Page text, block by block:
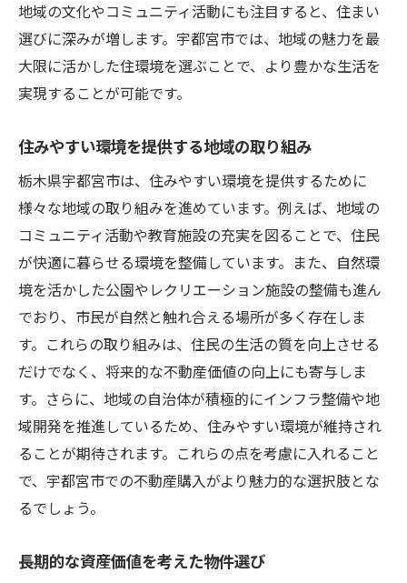
地域の文化やコミュニティ活動にも注目すると、住まい
選びに深みが増します。宇都宮市では、地域の魅力を最
大限に活かした住環境を選ぶことで、より豊かな生活を
実現することが可能です。
住みやすい環境を提供する地域の取り組み
栃木県宇都宮市は、住みやすい環境を提供するために
様々な地域の取り組みを進めています。例えば、地域の
コミュニティ活動や教育施設の充実を図ることで、住民
が快適に暮らせる環境を整備しています。また、自然環
境を活かした公園やレクリエーション施設の整備も進ん
でおり、市民が自然と触れ合える場所が多く存在しま
す。これらの取り組みは、住民の生活の質を向上させる
だけでなく、将来的な不動産価値の向上にも寄与しま
す。さらに、地域の自治体が積極的にインフラ整備や地
域開発を推進しているため、住みやすい環境が維持され
ることが期待されます。これらの点を考慮に入れること
で、宇都宮市での不動産購入がより魅力的な選択肢とな
るでしょう。
長期的な資産価値を考えた物件選び